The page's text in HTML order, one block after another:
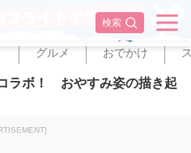
検索
✕
グルメ おでかけ
ラボ！ おやすみ姿の描き起